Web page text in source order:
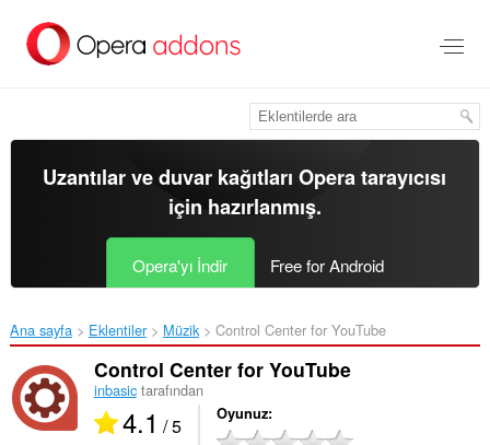
içeriğe
Uzantılar ve duvar kağıtlarıOpera tarayıcısı
için hazırlanmış.
Opera'yı İndir Free for Android
Ana sayfa Eklentiler Müzik Control Center for YouTube‎
Control Center for YouTube
inbasictarafından
4.1 / 5 Oyunuz